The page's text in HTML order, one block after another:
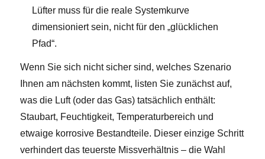
Lüfter muss für die reale Systemkurve
dimensioniert sein, nicht für den „glücklichen
Pfad“.
Wenn Sie sich nicht sicher sind, welches Szenario
Ihnen am nächsten kommt, listen Sie zunächst auf,
was die Luft (oder das Gas) tatsächlich enthält:
Staubart, Feuchtigkeit, Temperaturbereich und
etwaige korrosive Bestandteile. Dieser einzige Schritt
verhindert das teuerste Missverhältnis – die Wahl